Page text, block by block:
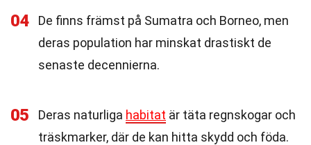
04
De finns främst på Sumatra och Borneo, men
deras population har minskat drastiskt de
senaste decennierna.
05 Deras naturliga habitat är täta regnskogar och
träskmarker, där de kan hitta skydd och föda.